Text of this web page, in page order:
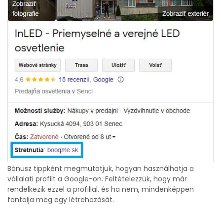
Bónusz tippként megmutatjuk, hogyan használhatja a
vállalati profilt a Google-on. Feltételezzük, hogy már
rendelkezik ezzel a profillal, és ha nem, mindenképpen
fontolja meg egy létrehozását.